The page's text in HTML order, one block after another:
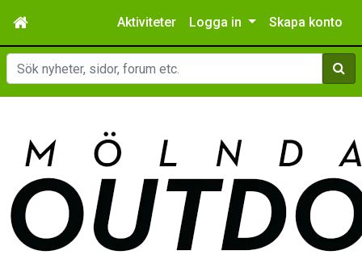
Aktiviteter Logga in Skapa konto
Sök